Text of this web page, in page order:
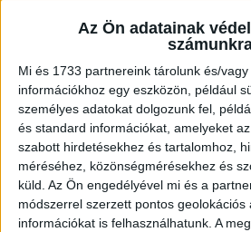
Az Ön adatainak
Mi és 1733 partnereink tárolunk és/
információkhoz egy eszközön, például
személyes adatokat dolgozunk fel,
és standard információkat, amelyeket
szabott hirdetésekhez és tartalomhoz,
méréséhez, közönségmérésekhez és
küld. Az Ön engedélyével mi és a
módszerrel szerzett pontos
információkat is felhasználhatunk. A